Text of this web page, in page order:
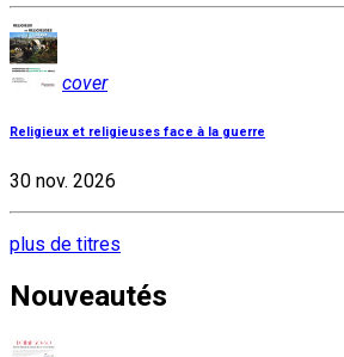
cover
Religieux et religieuses face à la guerre
30 nov. 2026
plus de titres
Nouveautés